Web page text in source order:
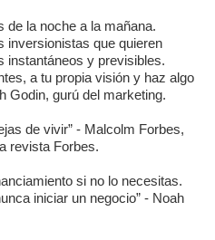
de la noche a la mañana.
inversionistas que quieren
instantáneos y previsibles.
a tu propia visión y haz algo
Godin, gurú del marketing.
de vivir” - Malcolm Forbes,
revista Forbes.
si no lo necesitas.
iniciar un negocio” - Noah